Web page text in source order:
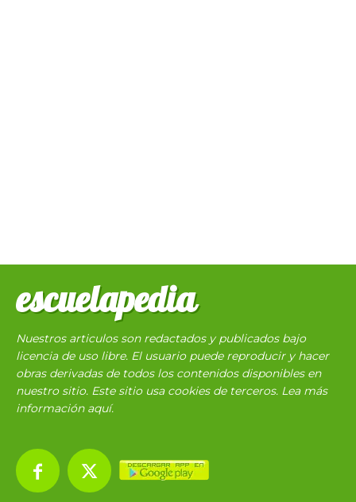
escuelapedia
Nuestros articulos son redactados y publicados bajo
licencia de uso libre. El usuario puede reproducir y hacer
obras derivadas de todos los contenidos disponibles en
nuestro sitio. Este sitio usa cookies de terceros. Lea más
información aquí.